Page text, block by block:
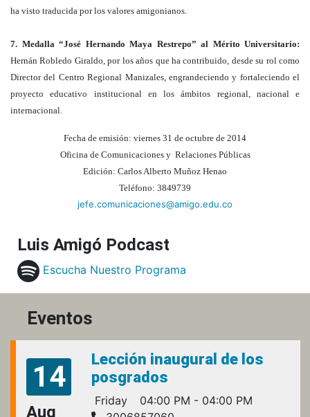
ha visto traducida por los valores amigonianos.
7. Medalla “José Hernando Maya Restrepo” al Mérito Universitario:
Hernán Robledo Giraldo, por los años que ha contribuido, desde su rol como
Director del Centro Regional Manizales, engrandeciendo y fortaleciendo el
proyecto educativo institucional en los ámbitos regional, nacional e
internacional.
Fecha de emisión: viernes 31 de octubre de 2014
Oficina de Comunicaciones y Relaciones Públicas
Edición: Carlos Alberto Muñoz Henao
Teléfono: 3849739
jefe.comunicaciones@amigo.edu.co
Luis Amigó Podcast
Escucha Nuestro Programa
Eventos
14
Aug
Lección inaugural de los
posgrados
Friday
04:00 PM - 04:00 PM